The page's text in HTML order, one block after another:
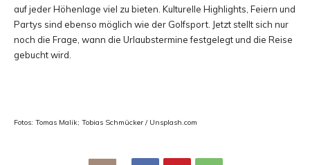
auf jeder Höhenlage viel zu bieten. Kulturelle Highlights, Feiern und
Partys sind ebenso möglich wie der Golfsport. Jetzt stellt sich nur
noch die Frage, wann die Urlaubstermine festgelegt und die Reise
gebucht wird.
Fotos: Tomas Malik; Tobias Schmücker / Unsplash.com